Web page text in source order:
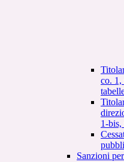
co. 1,
1-
Sanzioni